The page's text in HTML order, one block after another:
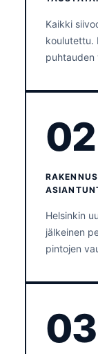
Kaikki
koulutettu.
puhtauden
02
Helsinkin
jälkeinen
pintojen
03